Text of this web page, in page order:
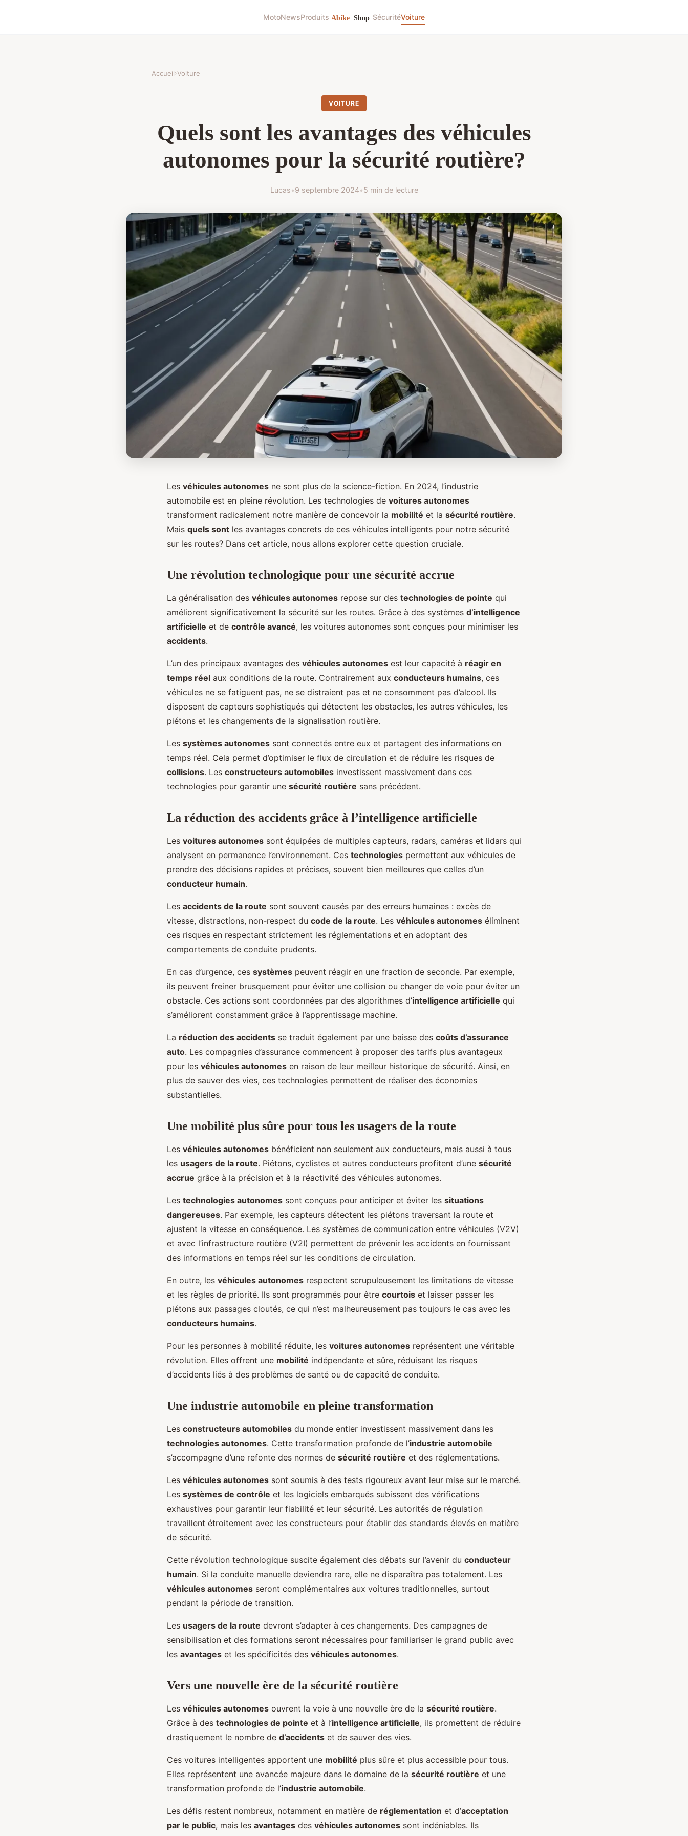
MotoNewsProduits SécuritéVoiture
Accueil›Voiture
VOITURE
Quels sont les avantages des véhicules
autonomes pour la sécurité routière?
Lucas•9 septembre 2024•5 min de lecture
Les véhicules autonomes ne sont plus de la science-fiction. En 2024, l’industrie
automobile est en pleine révolution. Les technologies de voitures autonomes
transforment radicalement notre manière de concevoir la mobilité et la sécurité routière.
Mais quels sont les avantages concrets de ces véhicules intelligents pour notre sécurité
sur les routes? Dans cet article, nous allons explorer cette question cruciale.
Une révolution technologique pour une sécurité accrue
La généralisation des véhicules autonomes repose sur des technologies de pointe qui
améliorent significativement la sécurité sur les routes. Grâce à des systèmes d’intelligence
artificielle et de contrôle avancé, les voitures autonomes sont conçues pour minimiser les
accidents.
L’un des principaux avantages des véhicules autonomes est leur capacité à réagir en
temps réel aux conditions de la route. Contrairement aux conducteurs humains, ces
véhicules ne se fatiguent pas, ne se distraient pas et ne consomment pas d’alcool. Ils
disposent de capteurs sophistiqués qui détectent les obstacles, les autres véhicules, les
piétons et les changements de la signalisation routière.
Les systèmes autonomes sont connectés entre eux et partagent des informations en
temps réel. Cela permet d’optimiser le flux de circulation et de réduire les risques de
collisions. Les constructeurs automobiles investissent massivement dans ces
technologies pour garantir une sécurité routière sans précédent.
La réduction des accidents grâce à l’intelligence artificielle
Les voitures autonomes sont équipées de multiples capteurs, radars, caméras et lidars qui
analysent en permanence l’environnement. Ces technologies permettent aux véhicules de
prendre des décisions rapides et précises, souvent bien meilleures que celles d’un
conducteur humain.
Les accidents de la route sont souvent causés par des erreurs humaines : excès de
vitesse, distractions, non-respect du code de la route. Les véhicules autonomes éliminent
ces risques en respectant strictement les réglementations et en adoptant des
comportements de conduite prudents.
En cas d’urgence, ces systèmes peuvent réagir en une fraction de seconde. Par exemple,
ils peuvent freiner brusquement pour éviter une collision ou changer de voie pour éviter un
obstacle. Ces actions sont coordonnées par des algorithmes d’intelligence artificielle qui
s’améliorent constamment grâce à l’apprentissage machine.
La réduction des accidents se traduit également par une baisse des coûts d’assurance
auto. Les compagnies d’assurance commencent à proposer des tarifs plus avantageux
pour les véhicules autonomes en raison de leur meilleur historique de sécurité. Ainsi, en
plus de sauver des vies, ces technologies permettent de réaliser des économies
substantielles.
Une mobilité plus sûre pour tous les usagers de la route
Les véhicules autonomes bénéficient non seulement aux conducteurs, mais aussi à tous
les usagers de la route. Piétons, cyclistes et autres conducteurs profitent d’une sécurité
accrue grâce à la précision et à la réactivité des véhicules autonomes.
Les technologies autonomes sont conçues pour anticiper et éviter les situations
dangereuses. Par exemple, les capteurs détectent les piétons traversant la route et
ajustent la vitesse en conséquence. Les systèmes de communication entre véhicules (V2V)
et avec l’infrastructure routière (V2I) permettent de prévenir les accidents en fournissant
des informations en temps réel sur les conditions de circulation.
En outre, les véhicules autonomes respectent scrupuleusement les limitations de vitesse
et les règles de priorité. Ils sont programmés pour être courtois et laisser passer les
piétons aux passages cloutés, ce qui n’est malheureusement pas toujours le cas avec les
conducteurs humains.
Pour les personnes à mobilité réduite, les voitures autonomes représentent une véritable
révolution. Elles offrent une mobilité indépendante et sûre, réduisant les risques
d’accidents liés à des problèmes de santé ou de capacité de conduite.
Une industrie automobile en pleine transformation
Les constructeurs automobiles du monde entier investissent massivement dans les
technologies autonomes. Cette transformation profonde de l’industrie automobile
s’accompagne d’une refonte des normes de sécurité routière et des réglementations.
Les véhicules autonomes sont soumis à des tests rigoureux avant leur mise sur le marché.
Les systèmes de contrôle et les logiciels embarqués subissent des vérifications
exhaustives pour garantir leur fiabilité et leur sécurité. Les autorités de régulation
travaillent étroitement avec les constructeurs pour établir des standards élevés en matière
de sécurité.
Cette révolution technologique suscite également des débats sur l’avenir du conducteur
humain. Si la conduite manuelle deviendra rare, elle ne disparaîtra pas totalement. Les
véhicules autonomes seront complémentaires aux voitures traditionnelles, surtout
pendant la période de transition.
Les usagers de la route devront s’adapter à ces changements. Des campagnes de
sensibilisation et des formations seront nécessaires pour familiariser le grand public avec
les avantages et les spécificités des véhicules autonomes.
Vers une nouvelle ère de la sécurité routière
Les véhicules autonomes ouvrent la voie à une nouvelle ère de la sécurité routière.
Grâce à des technologies de pointe et à l’intelligence artificielle, ils promettent de réduire
drastiquement le nombre de d’accidents et de sauver des vies.
Ces voitures intelligentes apportent une mobilité plus sûre et plus accessible pour tous.
Elles représentent une avancée majeure dans le domaine de la sécurité routière et une
transformation profonde de l’industrie automobile.
Les défis restent nombreux, notamment en matière de réglementation et d’acceptation
par le public, mais les avantages des véhicules autonomes sont indéniables. Ils